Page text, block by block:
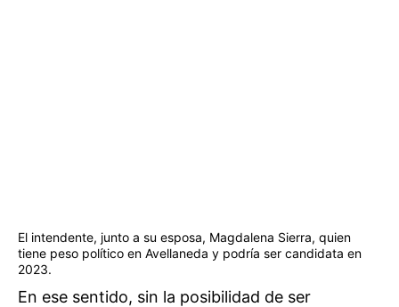
El intendente, junto a su esposa, Magdalena Sierra, quien
tiene peso político en Avellaneda y podría ser candidata en
2023.
En ese sentido, sin la posibilidad de ser